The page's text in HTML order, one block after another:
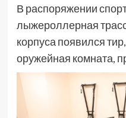
В распоряжении
лыжероллерная
корпуса появился
оружейная комната,